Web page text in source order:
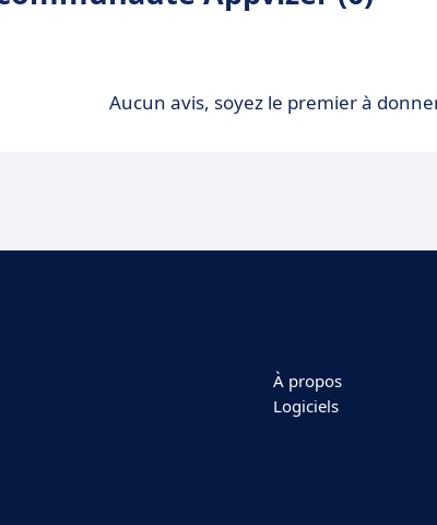
Aucun avis, soyez le premier à
À propos
Logiciels